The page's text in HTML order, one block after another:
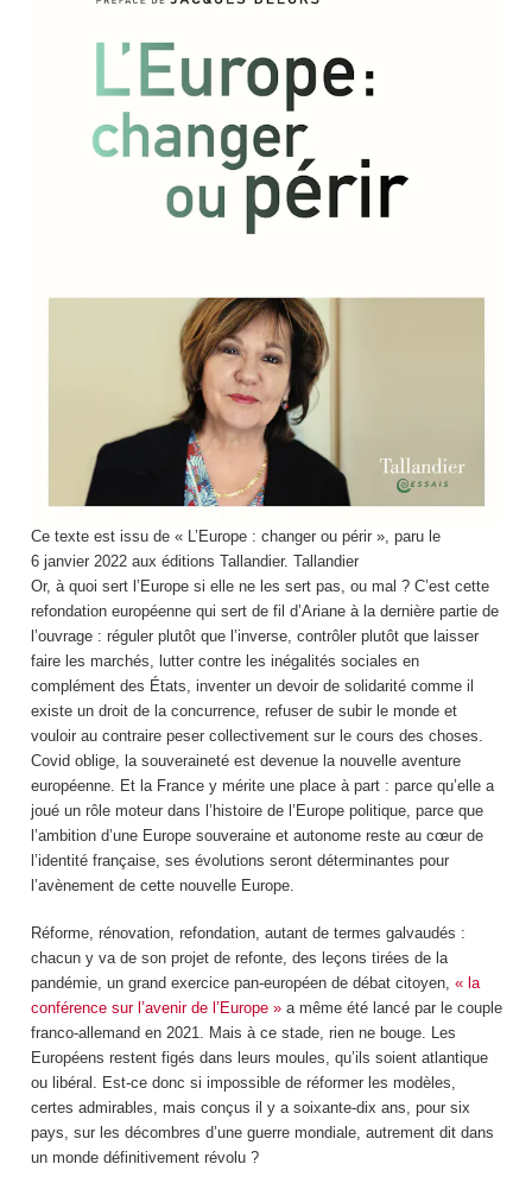
Ce texte est issu de « L’Europe : changer ou périr », paru le
6 janvier 2022 aux éditions Tallandier. Tallandier
Or, à quoi sert l’Europe si elle ne les sert pas, ou mal ? C’est cette
refondation européenne qui sert de fil d’Ariane à la dernière partie de
l’ouvrage : réguler plutôt que l’inverse, contrôler plutôt que laisser
faire les marchés, lutter contre les inégalités sociales en
complément des États, inventer un devoir de solidarité comme il
existe un droit de la concurrence, refuser de subir le monde et
vouloir au contraire peser collectivement sur le cours des choses.
Covid oblige, la souveraineté est devenue la nouvelle aventure
européenne. Et la France y mérite une place à part : parce qu’elle a
joué un rôle moteur dans l’histoire de l’Europe politique, parce que
l’ambition d’une Europe souveraine et autonome reste au cœur de
l’identité française, ses évolutions seront déterminantes pour
l’avènement de cette nouvelle Europe.
Réforme, rénovation, refondation, autant de termes galvaudés :
chacun y va de son projet de refonte, des leçons tirées de la
pandémie, un grand exercice pan-européen de débat citoyen, « la
conférence sur l’avenir de l’Europe »a même été lancé par le couple
franco-allemand en 2021. Mais à ce stade, rien ne bouge. Les
Européens restent figés dans leurs moules, qu’ils soient atlantique
ou libéral. Est-ce donc si impossible de réformer les modèles,
certes admirables, mais conçus il y a soixante-dix ans, pour six
pays, sur les décombres d’une guerre mondiale, autrement dit dans
un monde définitivement révolu ?